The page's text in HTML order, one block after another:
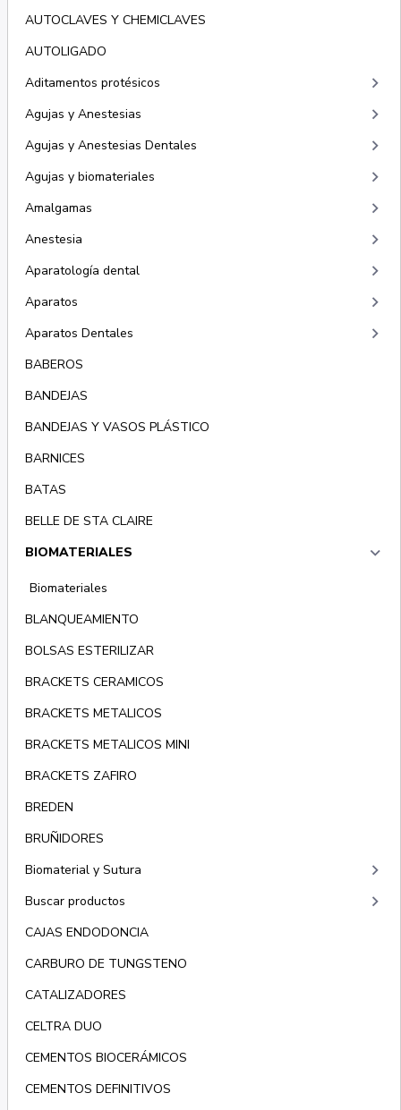
AUTOCLAVES Y CHEMICLAVES
AUTOLIGADO
Aditamentos protésicos
keyboard_arrow_right
Agujas y Anestesias keyboard_arrow_right
Agujas y Anestesias Dentales keyboard_arrow_right
Agujas y biomateriales keyboard_arrow_right
Amalgamas keyboard_arrow_right
Anestesia keyboard_arrow_right
Aparatología dental keyboard_arrow_right
Aparatos keyboard_arrow_right
Aparatos Dentales keyboard_arrow_right
BABEROS
BANDEJAS
BANDEJAS Y VASOS PLÁSTICO
BARNICES
BATAS
BELLE DE STA CLAIRE
BIOMATERIALES
keyboard_arrow_right
Biomateriales
BLANQUEAMIENTO
BOLSAS ESTERILIZAR
BRACKETS CERAMICOS
BRACKETS METALICOS
BRACKETS METALICOS MINI
BRACKETS ZAFIRO
BREDEN
BRUÑIDORES
Biomaterial y Sutura
keyboard_arrow_right
Buscar productos keyboard_arrow_right
CAJAS ENDODONCIA
CARBURO DE TUNGSTENO
CATALIZADORES
CELTRA DUO
CEMENTOS BIOCERÁMICOS
CEMENTOS DEFINITIVOS